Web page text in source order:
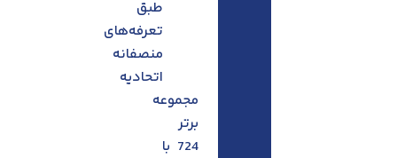
طبق
تعرفه‌های
منصفانه
اتحادیه
مجموعه
برتر
724 با